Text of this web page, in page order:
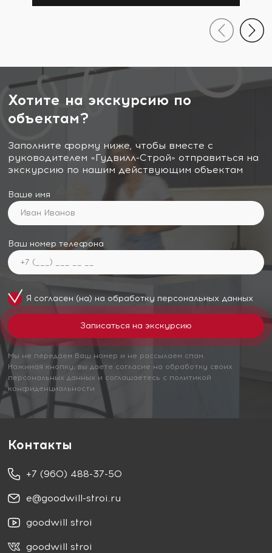
Хотите на экскурсию по
объектам?
Заполните форму ниже, чтобы вместе с
руководителем «Гудвилл-Строй» отправиться на
экскурсию по нашим действующим объектам
Ваше имя
Ваш номер телефона
Я согласен (на) на обработку персональных данных
Мы не передаем Ваш номер и не рассылаем спам.
Нажимая кнопку, вы даете согласие на обработку своих
персональных данных и соглашаетесь с политикой
конфиденциальности
Контакты
+7 (960) 488-37-50
e@goodwill-stroi.ru
goodwill stroi
goodwill stroi